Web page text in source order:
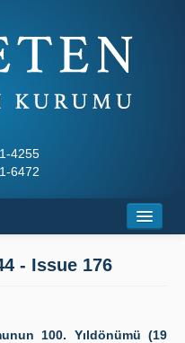
4255
6472
- Issue 176
100. Yıldönümü (19